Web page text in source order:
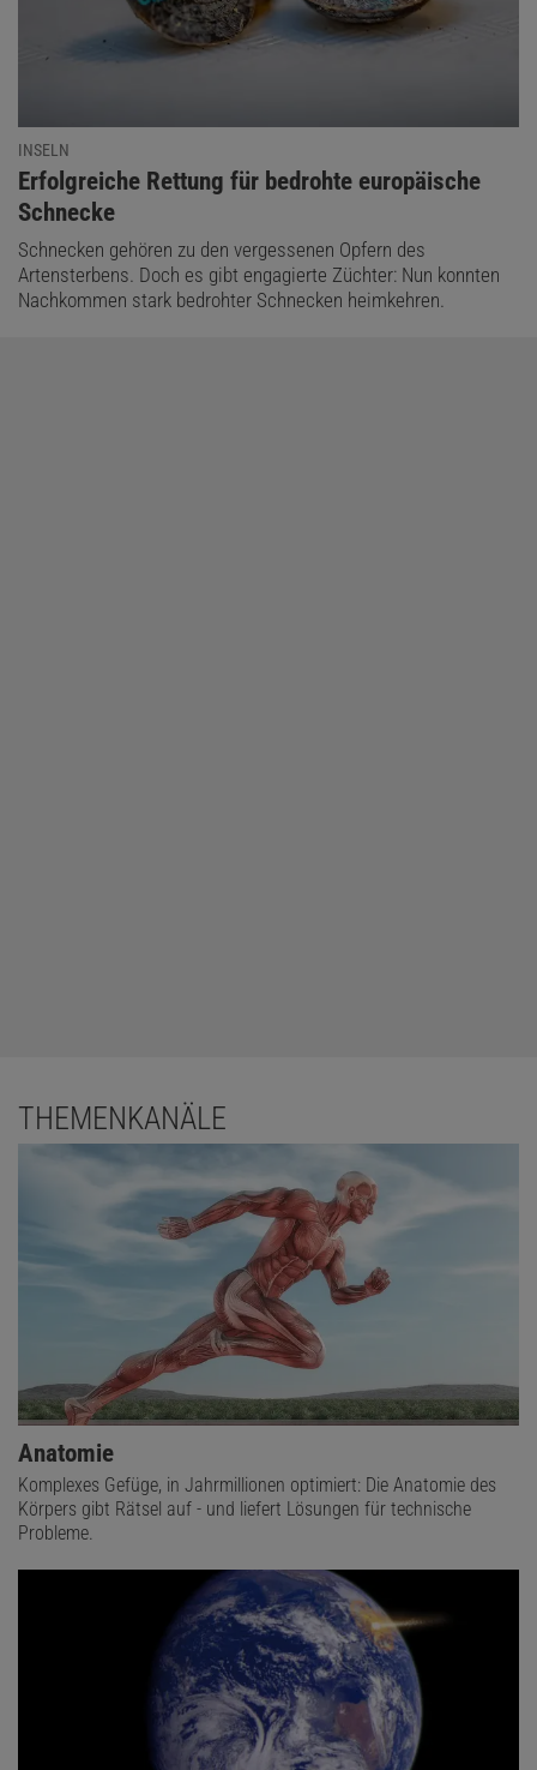
INSELN
:
Erfolgreiche Rettung für bedrohte europäische
Schnecke
Schnecken gehören zu den vergessenen Opfern des
Artensterbens. Doch es gibt engagierte Züchter: Nun konnten
Nachkommen stark bedrohter Schnecken heimkehren.
THEMENKANÄLE
Anatomie
Komplexes Gefüge, in Jahrmillionen optimiert: Die Anatomie des
Körpers gibt Rätsel auf - und liefert Lösungen für technische
Probleme.